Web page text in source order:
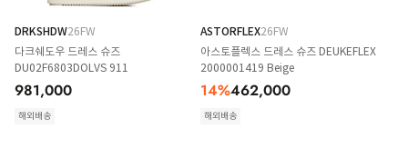
DRKSHDW26FW
다크쉐도우 드레스 슈즈
DU02F6803DOLVS 911
981,000
해외배송
ASTORFLEX26FW
아스토플렉스 드레스 슈즈 DEUKEFLEX
2000001419 Beige
14%462,000
해외배송